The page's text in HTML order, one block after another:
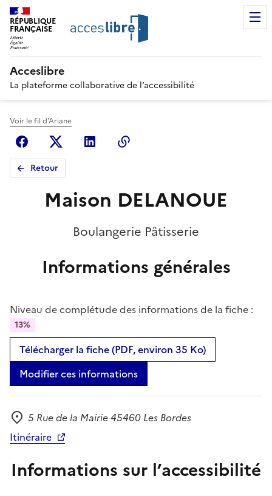
RÉPUBLIQUE
FRANÇAISE
Acceslibre
La plateforme collaborative de l’accessibilité
Voir le fil d'Ariane
FacebookX (anciennement Twitter)
Linkedin
Retour
Maison DELANOUE
Boulangerie Pâtisserie
Informations générales
Niveau de complétude des informations de la fiche :
13%
Télécharger la fiche (PDF, environ 35 Ko)
Modifier ces informations
Adresse
5 Rue de la Mairie 45460 Les Bordes
Itinéraire
Informations sur l’accessibilité